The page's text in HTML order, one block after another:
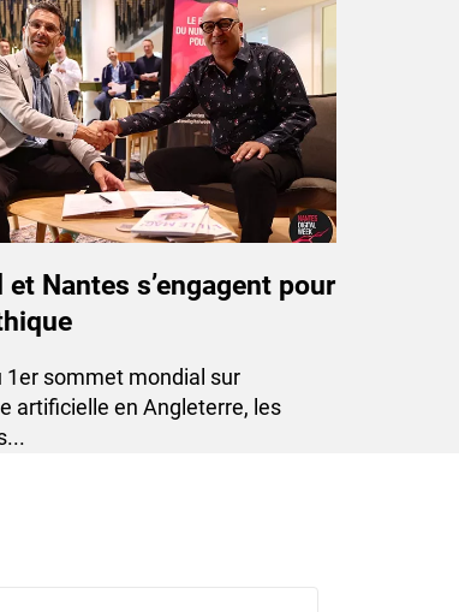
Nantes s’engagent pour
1er sommet mondial sur
artificielle en Angleterre, les